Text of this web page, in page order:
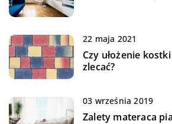
22 maja 2021
Czy ułożenie
zlecać?
03 września 2019
Zalety materaca